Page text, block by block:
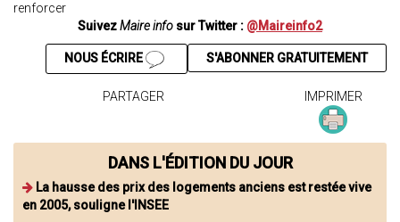
renforcer
SuivezMaire info sur Twitter : @Maireinfo2
S'ABONNER GRATUITEMENT
NOUS ÉCRIRE
PARTAGER IMPRIMER
DANS L'ÉDITION DU JOUR
La hausse des prix des logements anciens est restée vive
en 2005, souligne l'INSEE